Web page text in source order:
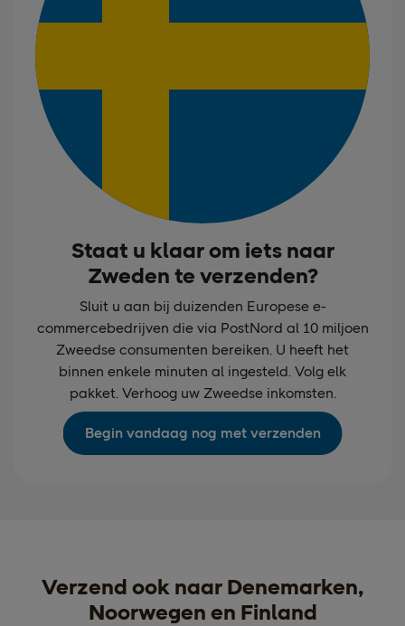
Staat u klaar om iets naar
Zweden te verzenden?
Sluit u aan bij duizenden Europese e-
commercebedrijven die via PostNord al 10 miljoen
Zweedse consumenten bereiken. U heeft het
binnen enkele minuten al ingesteld. Volg elk
pakket. Verhoog uw Zweedse inkomsten.
Begin vandaag nog met verzenden
Verzend ook naar Denemarken,
Noorwegen en Finland